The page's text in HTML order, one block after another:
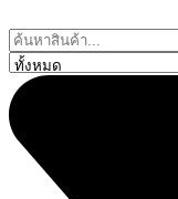
to
content
Search
...